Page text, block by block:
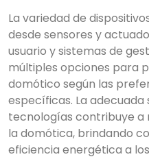
La variedad de
desde sensores y
usuario y sistemas de
múltiples opciones para
domótico según las
específicas. La
tecnologías contribuye a
la domótica, brindando
eficiencia energética a